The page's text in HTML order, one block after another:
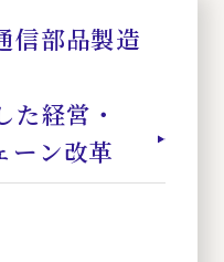
信部品製造
た経営・
ーン改革